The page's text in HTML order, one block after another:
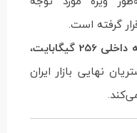
گرفته است.
،
نهایی بازار ایران